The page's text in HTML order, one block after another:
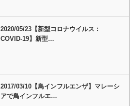
2020/05/23【新型コロナウイルス：
COVID-19】新型…
2017/03/10【鳥インフルエンザ】マレーシ
アで鳥インフルエ…